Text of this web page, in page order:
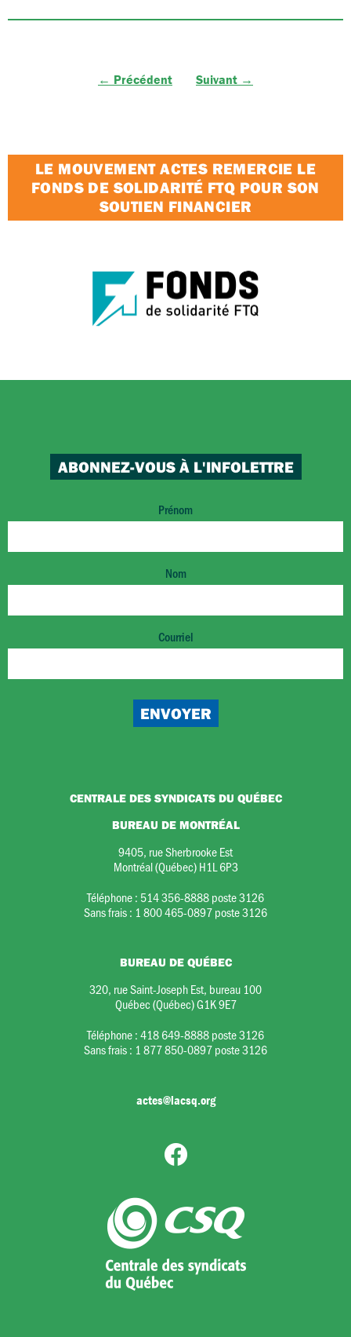
← Précédent Suivant →
LE MOUVEMENT ACTES REMERCIE LE
FONDS DE SOLIDARITÉ FTQ POUR SON
SOUTIEN FINANCIER
ABONNEZ-VOUS À L'INFOLETTRE
Prénom
Nom
Courriel
CENTRALE DES SYNDICATS DU QUÉBEC
BUREAU DE MONTRÉAL
9405, rue Sherbrooke Est
Montréal (Québec) H1L 6P3
Téléphone : 514 356-8888 poste 3126
Sans frais : 1 800 465-0897 poste 3126
BUREAU DE QUÉBEC
320, rue Saint-Joseph Est, bureau 100
Québec (Québec) G1K 9E7
Téléphone :418 649-8888 poste 3126
Sans frais : 1 877 850-0897 poste 3126
actes@lacsq.org